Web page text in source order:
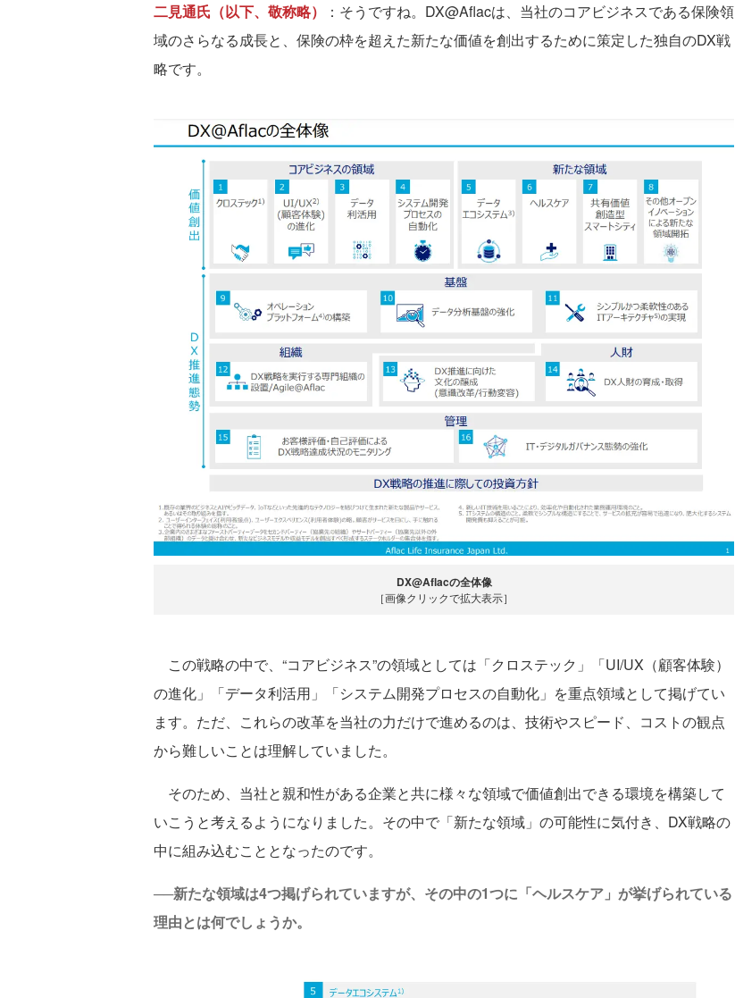
二見通氏（以下、敬称略）
：そうですね。DX@Aflacは、当社のコアビジネスである保険領
域のさらなる成長と、保険の枠を超えた新たな価値を創出するために策定した独自のDX戦
略です。
DX@Aflacの全体像
［画像クリックで拡大表示］
この戦略の中で、“コアビジネス”の領域としては「クロステック」「UI/UX（顧客体験）
の進化」「データ利活用」「システム開発プロセスの自動化」を重点領域として掲げてい
ます。ただ、これらの改革を当社の力だけで進めるのは、技術やスピード、コストの観点
から難しいことは理解していました。
そのため、当社と親和性がある企業と共に様々な領域で価値創出できる環境を構築して
いこうと考えるようになりました。その中で「新たな領域」の可能性に気付き、DX戦略の
中に組み込むこととなったのです。
──新たな領域は4つ掲げられていますが、その中の1つに「ヘルスケア」が挙げられている
理由とは何でしょうか。